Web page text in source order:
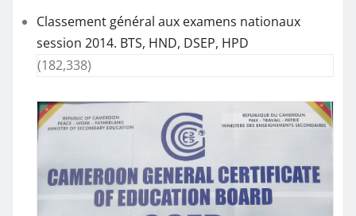
Classement général aux examens nationaux
session 2014. BTS, HND, DSEP, HPD
(182,338)